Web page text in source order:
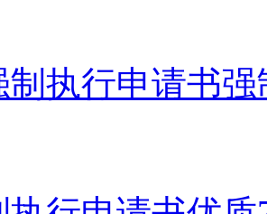
制执行申请书